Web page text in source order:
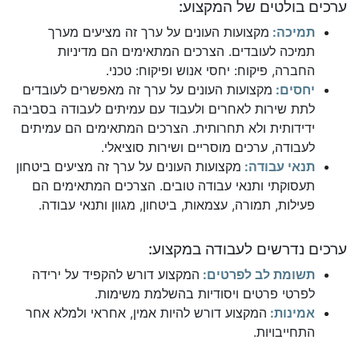
ערכים בולטים של המקצוע:
תמיכה: מקצועות העונים על ערך זה מציעים מערך
תמיכה לעובדים. הצרכים המתאימים הם מדיניות
החברה, פיקוח: יחסי אנוש ופיקוח: טכני.
יחסים: מקצועות העונים על ערך זה מאפשרים לעובדים
לתת שירות לאחרים ולעבוד עם עמיתים לעבודה בסביבה
ידידותית ולא תחרותית. הצרכים המתאימים הם עמיתים
לעבודה, ערכים מוסריים ושירות סוציאלי.
תנאי עבודה: מקצועות העונים על ערך זה מציעים ביטחון
תעסוקתי ותנאי עבודה טובים. הצרכים המתאימים הם
פעילות, תמורה, עצמאות, ביטחון, מגוון ותנאי עבודה.
ערכים נדרשים לעבודה במקצוע:
תשומת לב לפרטים: המקצוע דורש להקפיד על ירידה
לפרטי פרטים ויסודיות בהשלמת משימות.
אמינות: המקצוע דורש להיות אמין, אחראי ולמלא אחר
התחייבויות.